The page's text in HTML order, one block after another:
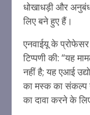
धोखाधड़ी और
लिए बने हुए हैं।
एनवाईयू के
टिप्पणी की: “यह
नहीं है; यह एआई
का मस्क का
का दावा करने के